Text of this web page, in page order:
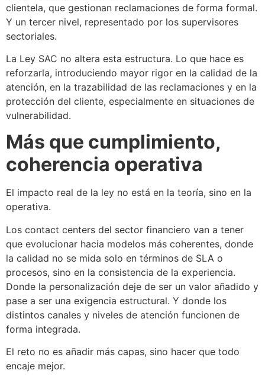
clientela, que gestionan reclamaciones de forma formal.
Y un tercer nivel, representado por los supervisores
sectoriales.
La Ley SAC no altera esta estructura. Lo que hace es
reforzarla, introduciendo mayor rigor en la calidad de la
atención, en la trazabilidad de las reclamaciones y en la
protección del cliente, especialmente en situaciones de
vulnerabilidad.
Más que cumplimiento,
coherencia operativa
El impacto real de la ley no está en la teoría, sino en la
operativa.
Los contact centers del sector financiero van a tener
que evolucionar hacia modelos más coherentes, donde
la calidad no se mida solo en términos de SLA o
procesos, sino en la consistencia de la experiencia.
Donde la personalización deje de ser un valor añadido y
pase a ser una exigencia estructural. Y donde los
distintos canales y niveles de atención funcionen de
forma integrada.
El reto no es añadir más capas, sino hacer que todo
encaje mejor.